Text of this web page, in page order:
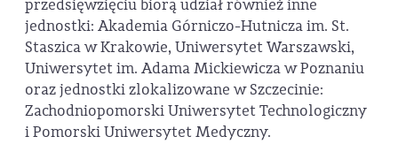
przedsięwzięciu biorą udział również inne
jednostki: Akademia Górniczo-Hutnicza im. St.
Staszica w Krakowie, Uniwersytet Warszawski,
Uniwersytet im. Adama Mickiewicza w Poznaniu
oraz jednostki zlokalizowane w Szczecinie:
Zachodniopomorski Uniwersytet Technologiczny
i Pomorski Uniwersytet Medyczny.